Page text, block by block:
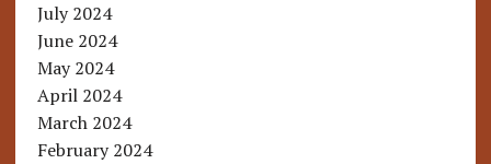
July 2024
June 2024
May 2024
April 2024
March 2024
February 2024